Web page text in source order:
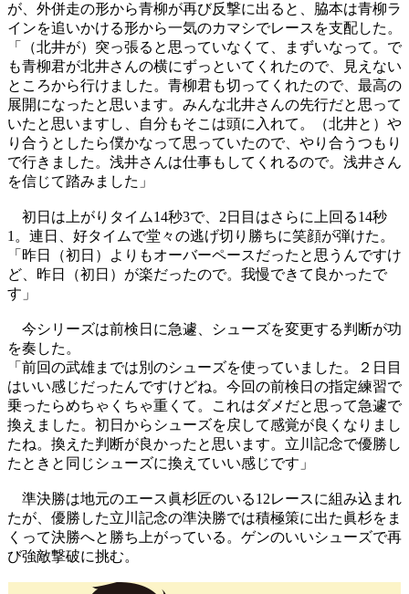
が、外併走の形から青柳が再び反撃に出ると、脇本は青柳ラ
インを追いかける形から一気のカマシでレースを支配した。
「（北井が）突っ張ると思っていなくて、まずいなって。で
も青柳君が北井さんの横にずっといてくれたので、見えない
ところから行けました。青柳君も切ってくれたので、最高の
展開になったと思います。みんな北井さんの先行だと思って
いたと思いますし、自分もそこは頭に入れて。（北井と）や
り合うとしたら僕かなって思っていたので、やり合うつもり
で行きました。浅井さんは仕事もしてくれるので。浅井さん
を信じて踏みました」
初日は上がりタイム14秒3で、2日目はさらに上回る14秒
1。連日、好タイムで堂々の逃げ切り勝ちに笑顔が弾けた。
「昨日（初日）よりもオーバーペースだったと思うんですけ
ど、昨日（初日）が楽だったので。我慢できて良かったで
す」
今シリーズは前検日に急遽、シューズを変更する判断が功
を奏した。
「前回の武雄までは別のシューズを使っていました。２日目
はいい感じだったんですけどね。今回の前検日の指定練習で
乗ったらめちゃくちゃ重くて。これはダメだと思って急遽で
換えました。初日からシューズを戻して感覚が良くなりまし
たね。換えた判断が良かったと思います。立川記念で優勝し
たときと同じシューズに換えていい感じです」
準決勝は地元のエース眞杉匠のいる12レースに組み込まれ
たが、優勝した立川記念の準決勝では積極策に出た眞杉をま
くって決勝へと勝ち上がっている。ゲンのいいシューズで再
び強敵撃破に挑む。